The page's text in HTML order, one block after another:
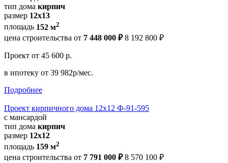
тип дома кирпич
размер 12x13
площадь 152 м2
цена строительства от 7 448 000 ₽ 8 192 800 ₽
Проект от 45 600 р.
в ипотеку от 39 982р/мес.
Подробнее
Проект кирпичного дома 12х12 Ф-91-595
с мансардой
тип дома кирпич
размер 12х12
площадь 159 м2
цена строительства от 7 791 000 ₽ 8 570 100 ₽